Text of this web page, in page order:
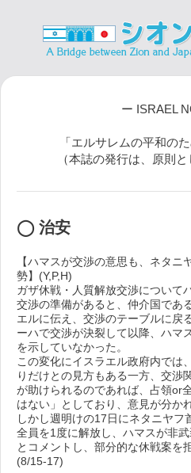
ー ISRAEL
「エルサレムの平和の
（本誌の発行は、原則
◯ 治安
【ハマスが交渉の意思も、ネタ
勢】(Y,P,H)
ガザ休戦・人質解放交渉について
交渉の準備があると、仲介国であ
エルに伝え、交渉のテーブルに戻
ーハで交渉が決裂して以降、ハマ
を示していなかった。
この変化にイスラエル政府内では
りだけとの見方もある一方、交渉
が助けられるのであれば、占領or
はない」としており、意見が分か
しかし週明けの17日にネタニヤフ
全員を1度に解放し、ハマスが非
とコメントし、部分的な休戦案を
(8/15-17)